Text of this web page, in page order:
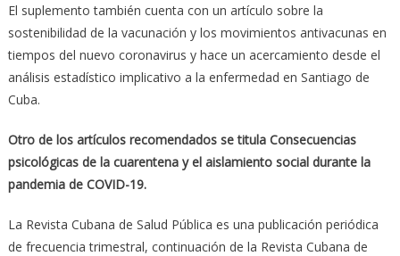
El suplemento también cuenta con un artículo sobre la
sostenibilidad de la vacunación y los movimientos antivacunas en
tiempos del nuevo coronavirus y hace un acercamiento desde el
análisis estadístico implicativo a la enfermedad en Santiago de
Cuba.
Otro de los artículos recomendados se titula Consecuencias
psicológicas de la cuarentena y el aislamiento social durante la
pandemia de COVID-19.
La Revista Cubana de Salud Pública es una publicación periódica
de frecuencia trimestral, continuación de la Revista Cubana de